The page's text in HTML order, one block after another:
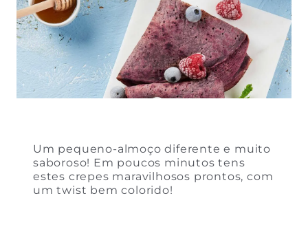
Um pequeno-almoço diferente e muito
saboroso! Em poucos minutos tens
estes crepes maravilhosos prontos, com
um twist bem colorido!